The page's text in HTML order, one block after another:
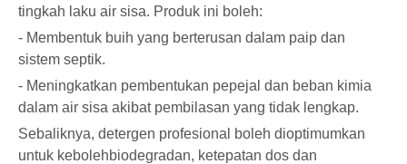
tingkah laku air sisa. Produk ini boleh:
- Membentuk buih yang berterusan dalam paip dan
sistem septik.
- Meningkatkan pembentukan pepejal dan beban kimia
dalam air sisa akibat pembilasan yang tidak lengkap.
Sebaliknya, detergen profesional boleh dioptimumkan
untuk kebolehbiodegradan, ketepatan dos dan